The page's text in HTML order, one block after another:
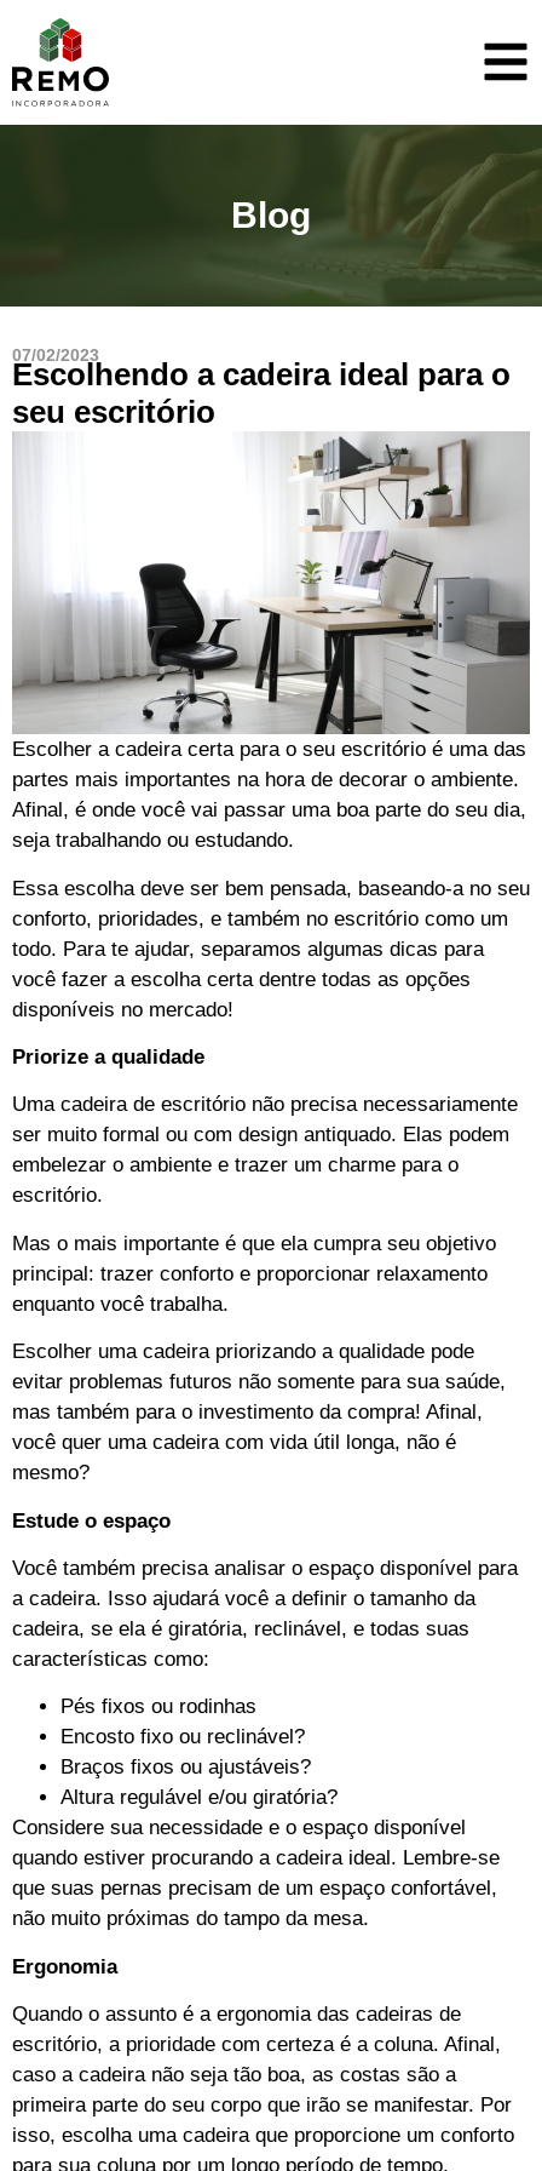
Blog
07/02/2023
Escolhendo a cadeira ideal para o
seu escritório
Escolher a cadeira certa para o seu escritório é uma das
partes mais importantes na hora de decorar o ambiente.
Afinal, é onde você vai passar uma boa parte do seu dia,
seja trabalhando ou estudando.
Essa escolha deve ser bem pensada, baseando-a no seu
conforto, prioridades, e também no escritório como um
todo. Para te ajudar, separamos algumas dicas para
você fazer a escolha certa dentre todas as opções
disponíveis no mercado!
Priorize a qualidade
Uma cadeira de escritório não precisa necessariamente
ser muito formal ou com design antiquado. Elas podem
embelezar o ambiente e trazer um charme para o
escritório.
Mas o mais importante é que ela cumpra seu objetivo
principal: trazer conforto e proporcionar relaxamento
enquanto você trabalha.
Escolher uma cadeira priorizando a qualidade pode
evitar problemas futuros não somente para sua saúde,
mas também para o investimento da compra! Afinal,
você quer uma cadeira com vida útil longa, não é
mesmo?
Estude o espaço
Você também precisa analisar o espaço disponível para
a cadeira. Isso ajudará você a definir o tamanho da
cadeira, se ela é giratória, reclinável, e todas suas
características como:
Pés fixos ou rodinhas
Encosto fixo ou reclinável?
Braços fixos ou ajustáveis?
Altura regulável e/ou giratória?
Considere sua necessidade e o espaço disponível
quando estiver procurando a cadeira ideal. Lembre-se
que suas pernas precisam de um espaço confortável,
não muito próximas do tampo da mesa.
Ergonomia
Quando o assunto é a ergonomia das cadeiras de
escritório, a prioridade com certeza é a coluna. Afinal,
caso a cadeira não seja tão boa, as costas são a
primeira parte do seu corpo que irão se manifestar. Por
isso, escolha uma cadeira que proporcione um conforto
para sua coluna por um longo período de tempo.